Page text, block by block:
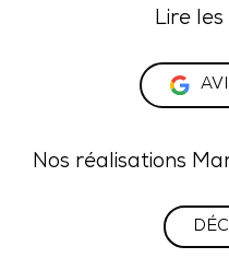
Lire
Nos réalisations